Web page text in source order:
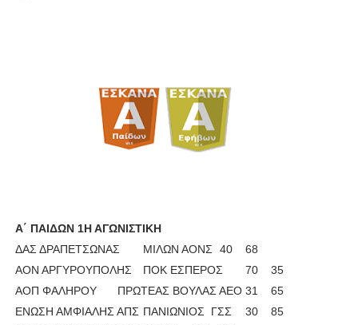
Ο δρόμος για τον 29ο τελικό κυπέλλου ανδρών ΕΣΚΑΝΑ
U21: Τεράστια πρόκριση για τον Πανελευσινιακό στον
Play off B εφήβων Β φάση Στο f4 ΑΕ Ρέντη, Πέρα , Ερμής
Α΄ ΠΑΙΔΩΝ 1Η ΑΓΩΝΙΣΤΙΚΗ
ΔΑΣ ΔΡΑΠΕΤΣΩΝΑΣ
ΜΙΛΩΝ ΑΟΝΣ 40
68
ΑΟΝ ΑΡΓΥΡΟΥΠΟΛΗΣ
ΠΟΚ ΕΣΠΕΡΟΣ 70
35
ΑΟΠ ΦΑΛΗΡΟΥ
ΠΡΩΤΕΑΣ ΒΟΥΛΑΣ ΑΕΟ 31
65
ΕΝΩΣΗ ΑΜΦΙΑΛΗΣ ΑΠΣ ΠΑΝΙΩΝΙΟΣ ΓΣΣ 30
85